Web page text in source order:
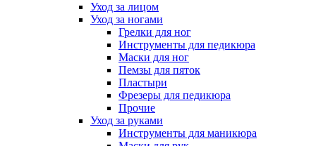
Уход за лицом
Уход за ногами
Грелки для ног
Инструменты для педикюра
Маски для ног
Пемзы для пяток
Пластыри
Фрезеры для педикюра
Прочие
Уход за руками
Инструменты для маникюра